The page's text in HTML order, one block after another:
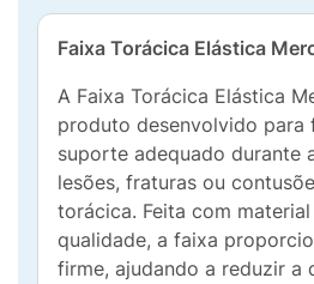
Faixa Torácica Elástica
A Faixa Torácica Elástica
produto desenvolvido para
suporte adequado durante
lesões, fraturas ou
torácica. Feita com
qualidade, a faixa
firme, ajudando a reduzir a